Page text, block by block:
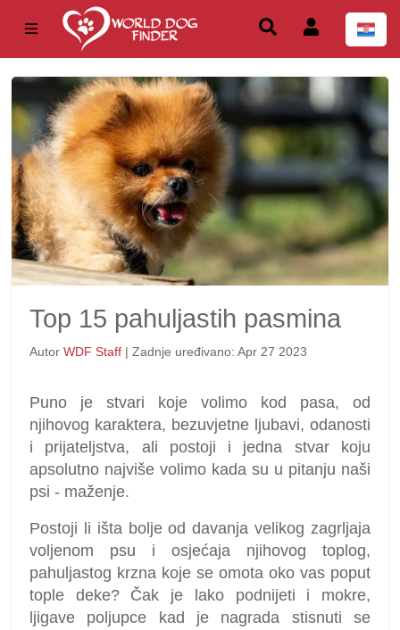
Top 15 pahuljastih pasmina
Autor WDF Staff | Zadnje uređivano: Apr 27 2023
Puno je stvari koje volimo kod pasa, od
njihovog karaktera, bezuvjetne ljubavi, odanosti
i prijateljstva, ali postoji i jedna stvar koju
apsolutno najviše volimo kada su u pitanju naši
psi - maženje.
Postoji li išta bolje od davanja velikog zagrljaja
voljenom psu i osjećaja njihovog toplog,
pahuljastog krzna koje se omota oko vas poput
tople deke? Čak je lako podnijeti i mokre,
ljigave poljupce kad je nagrada stisnuti se